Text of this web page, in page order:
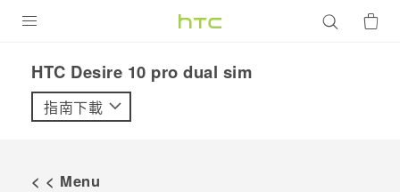
VIVE
HTC Desire 10 pro dual sim‎
指南下載
< < Menu